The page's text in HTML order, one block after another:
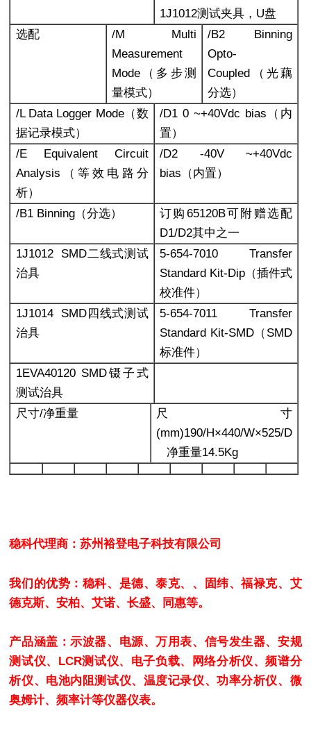
1J1012测试夹具，U盘
选配
/M Multi
Measurement
Mode（多步测
量模式）
/B2 Binning
Opto-
Coupled
（光藕
分选）
/L Data Logger Mode（数
据记录模式）
/D1 0 ~+40Vdc bias （内
置）
/E Equivalent Circuit
Analysis （等效电路分
析）
/D2 -40V ~+40Vdc
bias （内置）
/B1 Binning（分选）
订购65120B可附赠选配
D1/D2其中之一
1J1012 SMD二线式测试
治具
5-654-7010 Transfer
Standard Kit-Dip （插件式
校准件）
1J1014 SMD 四线式测试
治具
5-654-7011 Transfer
Standard Kit-SMD（SMD
标准件）
1EVA40120 SMD镊子式
测试治具
尺寸/净重量
尺寸
(mm)190/H×440/W×525/D
净重量14.5Kg
稳科代理商：苏州裕登电子科技有限公司
我们的优势：稳科、是德、泰克、、固纬、福禄克、艾
德克斯、安柏、艾诺、长盛、同惠等。
产品涵盖：示波器、电源、万用表、信号发生器、安规
测试仪、LCR测试仪、电子负载、网络分析仪、频谱分
析仪、电池内阻测试仪、温度记录仪、功率分析仪、微
奥姆计、频率计等仪器仪表。